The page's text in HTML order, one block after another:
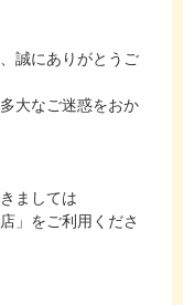
誠にありがとうご
大なご迷惑をおか
ましては
」をご利用くださ